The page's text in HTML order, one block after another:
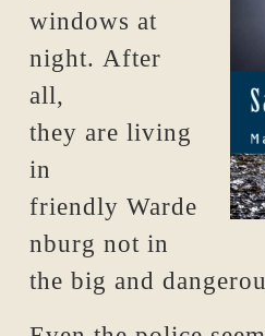
windows at
night. After
all,
they are living
in
friendly Warde
nburg not in
the big and